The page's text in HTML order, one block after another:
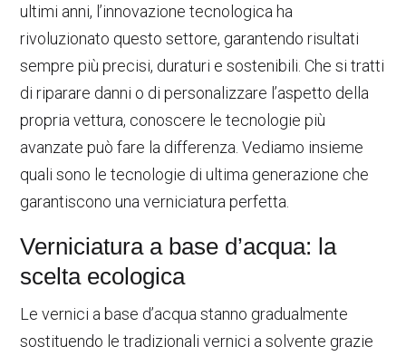
ultimi anni, l’innovazione tecnologica ha
rivoluzionato questo settore, garantendo risultati
sempre più precisi, duraturi e sostenibili. Che si tratti
di riparare danni o di personalizzare l’aspetto della
propria vettura, conoscere le tecnologie più
avanzate può fare la differenza. Vediamo insieme
quali sono le tecnologie di ultima generazione che
garantiscono una verniciatura perfetta.
Verniciatura a base d’acqua: la
scelta ecologica
Le vernici a base d’acqua stanno gradualmente
sostituendo le tradizionali vernici a solvente grazie